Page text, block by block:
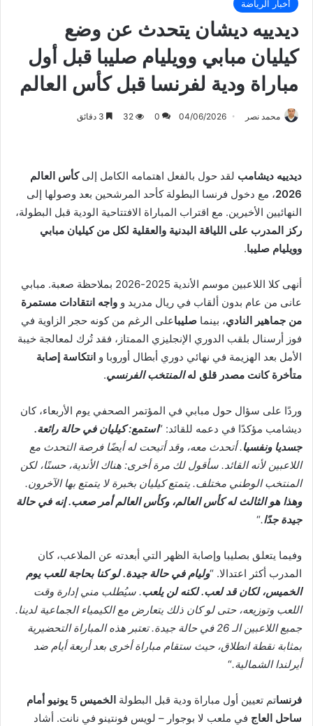
أخبار الرياضة
ديدييه ديشان يتحدث عن وضع
كيليان مبابي وويليام صليبا قبل أول
مباراة ودية لفرنسا قبل كأس العالم
محمد نصر 04/06/2026
0
32
ديدييه ديشامب لقد حول بالفعل اهتمامه الكامل إلىكأس العالم
2026، مع دخول فرنسا البطولة كأحد المرشحين بعد وصولها إلى
النهائيين الأخيرين. مع اقتراب المباراة الافتتاحية الودية قبل البطولة،
ركز المدرب على اللياقة البدنية والعقلية لكل من كيليان مبابي
وويليام صليبا.
أنهى كلا اللاعبين موسم الأندية 2025-2026 بملاحظة صعبة. مبابي
عانى من عام بدون ألقاب في ريال مدريد و واجه انتقادات مستمرة
من جماهير النادي، بينما صليباعلى الرغم من كونه حجر الزاوية في
فوز أرسنال بلقب الدوري الإنجليزي الممتاز، فقد تُرك لمعالجة خيبة
الأمل بعد الهزيمة في نهائي دوري أبطال أوروبا و انتكاسة إصابة
متأخرة كانت مصدر قلق لهالمنتخب الفرنسي.
وردًا على سؤال حول مبابي في المؤتمر الصحفي يوم الأربعاء، كان
ديشامب مؤكدًا في دعمه للقائد: “استمع: كيليان في حالة رائعة.
جسديا ونفسيا. أتحدث معه، وقد أتيحت له أيضًا فرصة التحدث مع
اللاعبين لأنه القائد. سأقول لك مرة أخرى: هناك الأندية، حسنًا، لكن
المنتخب الوطني مختلف. يتمتع كيليان بخبرة لا يتمتع بها الآخرون.
وهذا هو الثالث لهكأس العالم، وكأس العالم أمر صعب. إنه في حالة
جيدة جدًا.
“
وفيما يتعلق بصليبا وإصابة الظهر التي أبعدته عن الملاعب، كان
المدرب أكثر اعتدالا. “وليام في حالة جيدة. لو كنا بحاجة للعب يوم
الخميس، لكان قد لعب. لكنه لن يلعب. سيُطلب مني إدارة وقت
اللعب وتوزيعه، حتى لو كان ذلك يتعارض مع الكيمياء الجماعية لدينا.
جميع اللاعبين الـ 26 في حالة جيدة. تعتبر هذه المباراة التحضيرية
بمثابة نقطة انطلاق، حيث ستقام مباراة أخرى بعد أربعة أيام ضد
أيرلندا الشمالية.“
فرنساتم تعيين أول مباراة ودية قبل البطولة
الخميس 5 يونيو أمام
ساحل العاج في ملعب لا بوجوار – لويس فونتينو في نانت. أشاد